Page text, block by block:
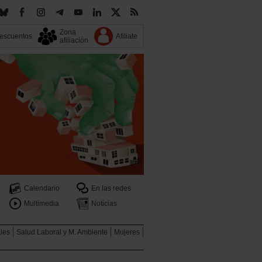
Zona
afiliación
Afiliate
Calendario
En las redes
Multimedia
Noticias
Salud Laboral y M. Ambiente Mujeres